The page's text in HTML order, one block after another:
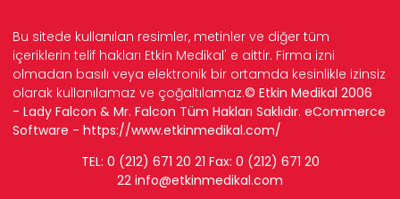
Bu sitede kullanılan resimler, metinler ve diğer tüm
içeriklerin telif hakları Etkin Medikal' e aittir. Firma izni
olmadan basılı veya elektronik bir ortamda kesinlikle izinsiz
olarak kullanılamaz ve çoğaltılamaz.© Etkin Medikal 2006
- Lady Falcon & Mr. Falcon Tüm Hakları Saklıdır. eCommerce
Software - https://www.etkinmedikal.com/
TEL: 0 (212) 671 20 21 Fax: 0 (212) 671 20
22 info@etkinmedikal.com